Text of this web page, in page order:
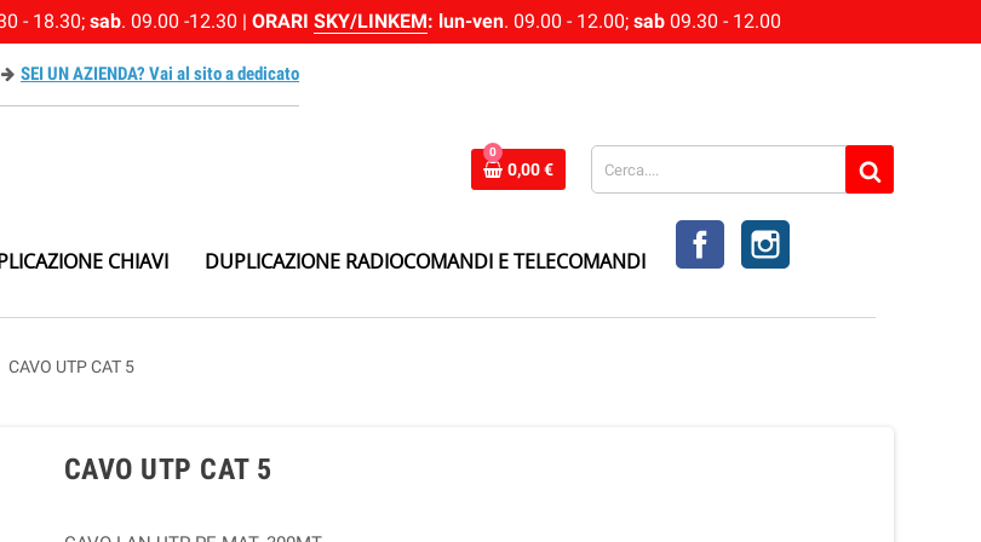
- 18.30; sab. 09.00 -12.30 | ORARI SKY/LINKEM: lun-ven. 09.00 - 12.00; sab 09.30 - 12.00
SEI UN AZIENDA? Vai al sito a dedicato
0
0,00 €
CHIAVI DUPLICAZIONE RADIOCOMANDI E TELECOMANDI
FACEBOOKINSTAGRAM
CAVO UTP CAT 5
CAVO UTP CAT 5